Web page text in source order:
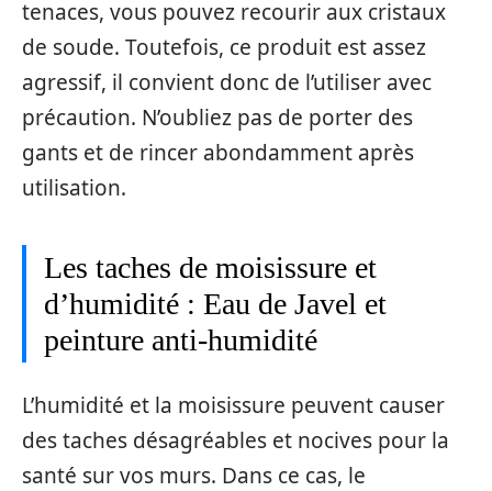
tenaces, vous pouvez recourir aux cristaux
de soude. Toutefois, ce produit est assez
agressif, il convient donc de l’utiliser avec
précaution. N’oubliez pas de porter des
gants et de rincer abondamment après
utilisation.
Les taches de moisissure et
d’humidité : Eau de Javel et
peinture anti-humidité
L’humidité et la moisissure peuvent causer
des taches désagréables et nocives pour la
santé sur vos murs. Dans ce cas, le